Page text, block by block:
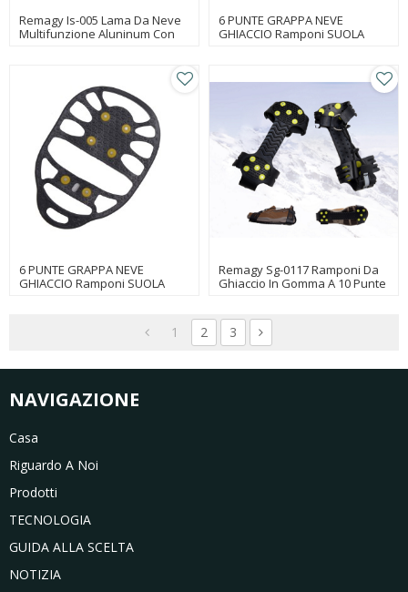
Remagy Is-005 Lama Da Neve
Multifunzione Aluninum Con
6 PUNTE GRAPPA NEVE
GHIACCIO Ramponi SUOLA
6 PUNTE GRAPPA NEVE
GHIACCIO Ramponi SUOLA
Remagy Sg-0117 Ramponi Da
Ghiaccio In Gomma A 10 Punte
1 2 3
NAVIGAZIONE
Casa
Riguardo A Noi
Prodotti
TECNOLOGIA
GUIDA ALLA SCELTA
NOTIZIA